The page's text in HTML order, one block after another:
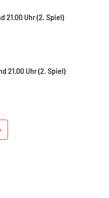
21.00 Uhr (2. Spiel)
21.00 Uhr (2. Spiel)